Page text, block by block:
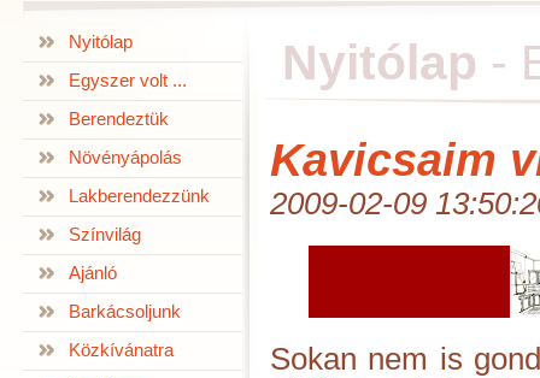
Nyitólap
Egyszer volt ...
Berendeztük
Növényápolás
Lakberendezzünk
Színvilág
Ajánló
Barkácsoljunk
Közkívánatra
Nyitólap -
Kavicsaim
2009-02-09
Sokan nem is